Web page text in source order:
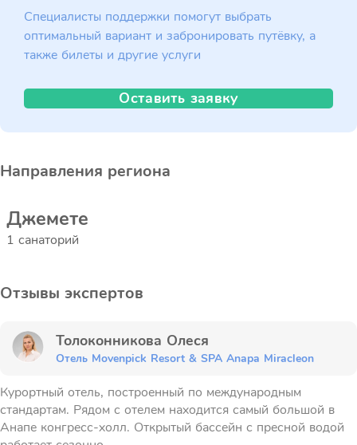
Специалисты поддержки помогут выбрать
оптимальный вариант и забронировать путёвку, а
также билеты и другие услуги
Оставить заявку
Направления региона
Джемете
1 санаторий
Отзывы экспертов
Толоконникова Олеся
Отель Movenpick Resort & SPA Anapa Miracleon
Курортный отель, построенный по международным
стандартам. Рядом с отелем находится самый большой в
Анапе конгресс-холл. Открытый бассейн с пресной водой